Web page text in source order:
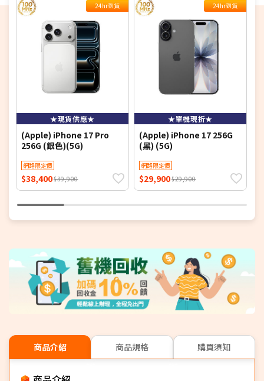
24hr到貨
★現貨供應★
(Apple) iPhone 17 Pro
256G (銀色)(5G)
網路限定價
$38,400$39,900
24hr到貨
★單機現折★
(Apple) iPhone 17 256G
(黑) (5G)
網路限定價
$29,900$29,900
商品介紹 商品規格 購買須知